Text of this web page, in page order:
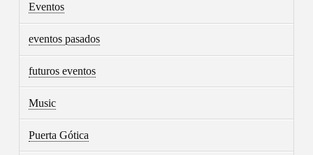
Eventos
eventos pasados
futuros eventos
Music
Puerta Gótica